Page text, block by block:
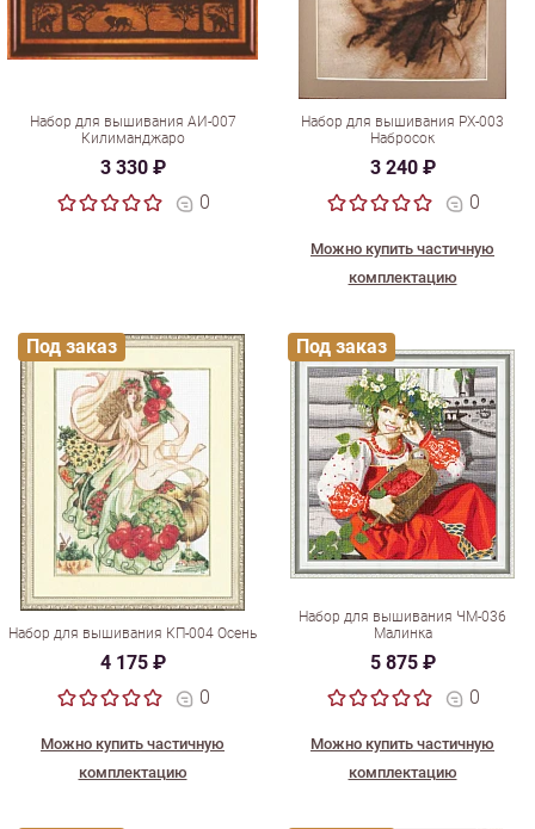
Набор для вышивания АИ-007
Килиманджаро
3 330 ₽
0
Набор для вышивания РХ-003
Набросок
3 240 ₽
0
Можно купить частичную
комплектацию
Набор для вышивания КП-004 Осень
4 175 ₽
0
Можно купить частичную
комплектацию
Под заказ
Набор для вышивания ЧМ-036
Малинка
5 875 ₽
0
Можно купить частичную
комплектацию
Под заказ